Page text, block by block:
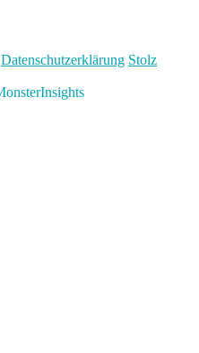
Datenschutzerklärung Stolz